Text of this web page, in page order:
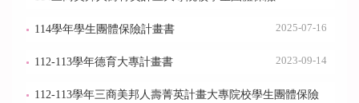
114學年學生團體保險計畫書 2025-07-16
112-113學年德育大專計畫書 2023-09-14
112-113學年三商美邦人壽菁英計畫大專院校學生團體保險